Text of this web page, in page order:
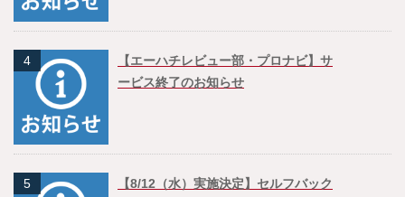
4
【エーハチレビュー部・プロナビ】サ
ービス終了のお知らせ
5
【8/12（水）実施決定】セルフバック